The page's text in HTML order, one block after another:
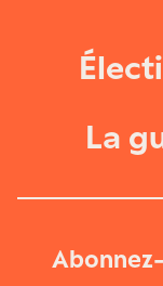
La